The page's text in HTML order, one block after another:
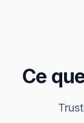
Ce